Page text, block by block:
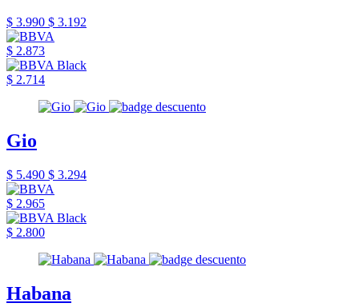
$ 3.990 $ 3.192
$ 2.873
$ 2.714
Gio
$ 5.490 $ 3.294
$ 2.965
$ 2.800
Habana